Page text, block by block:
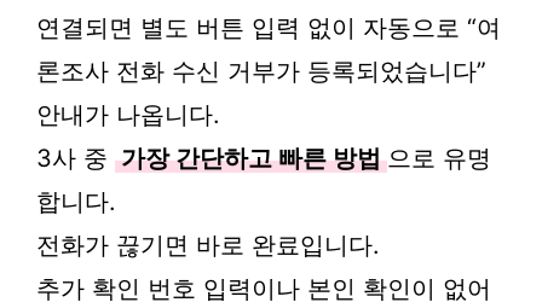
연결되면 별도 버튼 입력 없이 자동으로 “여
론조사 전화 수신 거부가 등록되었습니다”
안내가 나옵니다.
3사 중 가장 간단하고 빠른 방법 으로 유명
합니다.
전화가 끊기면 바로 완료입니다.
추가 확인 번호 입력이나 본인 확인이 없어